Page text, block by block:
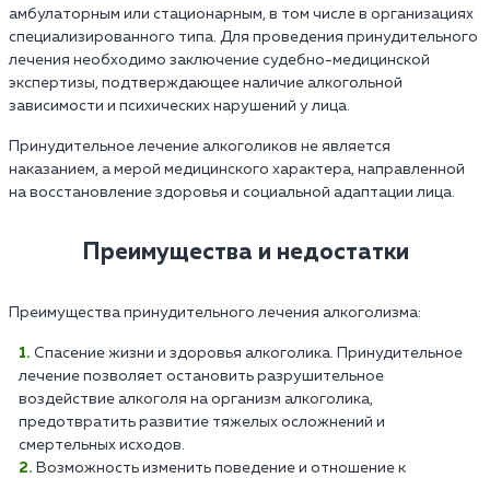
амбулаторным или стационарным, в том числе в организациях
специализированного типа. Для проведения принудительного
лечения необходимо заключение судебно-медицинской
экспертизы, подтверждающее наличие алкогольной
зависимости и психических нарушений у лица.
Принудительное лечение алкоголиков не является
наказанием, а мерой медицинского характера, направленной
на восстановление здоровья и социальной адаптации лица.
Преимущества и недостатки
Преимущества принудительного лечения алкоголизма:
Спасение жизни и здоровья алкоголика. Принудительное
лечение позволяет остановить разрушительное
воздействие алкоголя на организм алкоголика,
предотвратить развитие тяжелых осложнений и
смертельных исходов.
Возможность изменить поведение и отношение к